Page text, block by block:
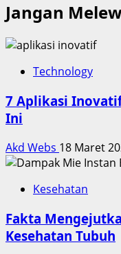
Jangan
Technology
7 Aplikasi
Ini
Akd Webs 18 Maret
Kesehatan
Fakta
Kesehatan Tubuh